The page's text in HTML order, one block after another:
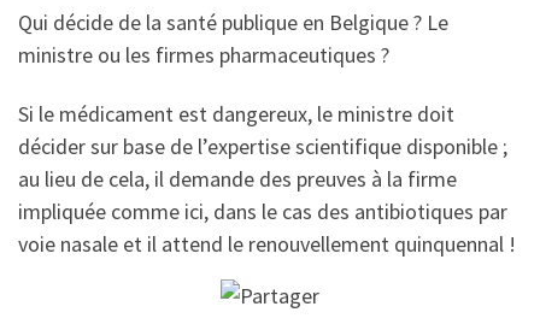
Qui décide de la santé publique en Belgique ? Le
ministre ou les firmes pharmaceutiques ?
Si le médicament est dangereux, le ministre doit
décider sur base de l’expertise scientifique disponible ;
au lieu de cela, il demande des preuves à la firme
impliquée comme ici, dans le cas des antibiotiques par
voie nasale et il attend le renouvellement quinquennal !